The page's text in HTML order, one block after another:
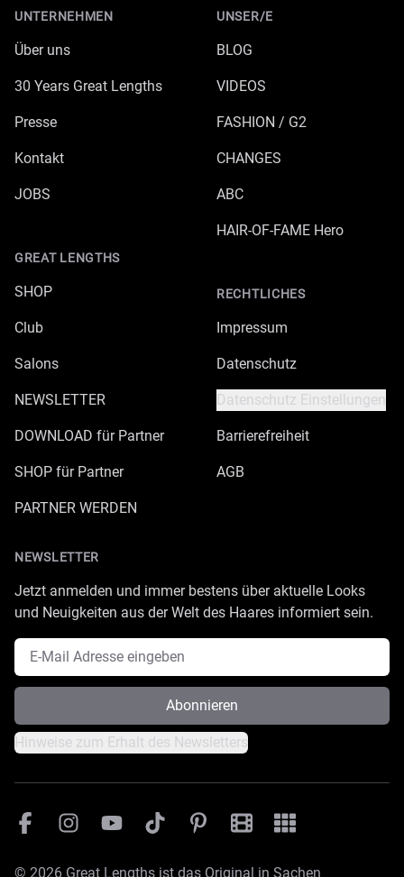
UNTERNEHMEN
Über uns
30 Years Great Lengths
Presse
Kontakt
JOBS
GREAT LENGTHS
SHOP
Club
Salons
NEWSLETTER
DOWNLOAD für Partner
SHOP für Partner
PARTNER WERDEN
UNSER/E
BLOG
VIDEOS
FASHION / G2
CHANGES
ABC
HAIR-OF-FAME Hero
RECHTLICHES
Impressum
Datenschutz
Datenschutz Einstellungen
Barrierefreiheit
AGB
NEWSLETTER
Jetzt anmelden und immer bestens über aktuelle Looks
und Neuigkeiten aus der Welt des Haares informiert sein.
E-Mail Adresse
Abonnieren
Hinweise zum Erhalt des Newsletters
FacebookInstagramYouTubeTikTok PinterestGreat Lengths
Great Lengths -
© 2026 Great Lengths ist das Original in Sachen